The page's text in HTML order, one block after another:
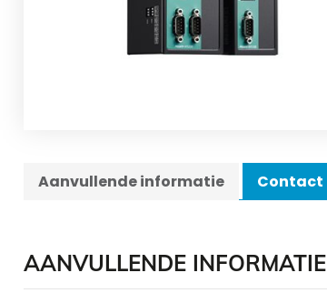
Aanvullende informatie Contact
AANVULLENDE INFORMATIE